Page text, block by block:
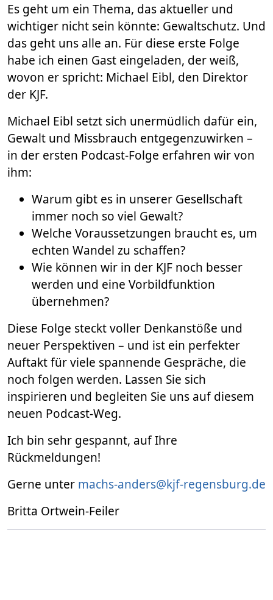
Es geht um ein Thema, das aktueller und
wichtiger nicht sein könnte: Gewaltschutz. Und
das geht uns alle an. Für diese erste Folge
habe ich einen Gast eingeladen, der weiß,
wovon er spricht: Michael Eibl, den Direktor
der KJF.
Michael Eibl setzt sich unermüdlich dafür ein,
Gewalt und Missbrauch entgegenzuwirken –
in der ersten Podcast-Folge erfahren wir von
ihm:
Warum gibt es in unserer Gesellschaft
immer noch so viel Gewalt?
Welche Voraussetzungen braucht es, um
echten Wandel zu schaffen?
Wie können wir in der KJF noch besser
werden und eine Vorbildfunktion
übernehmen?
Diese Folge steckt voller Denkanstöße und
neuer Perspektiven – und ist ein perfekter
Auftakt für viele spannende Gespräche, die
noch folgen werden. Lassen Sie sich
inspirieren und begleiten Sie uns auf diesem
neuen Podcast-Weg.
Ich bin sehr gespannt, auf Ihre
Rückmeldungen!
Gerne unter machs-anders@kjf-regensburg.de
Britta Ortwein-Feiler